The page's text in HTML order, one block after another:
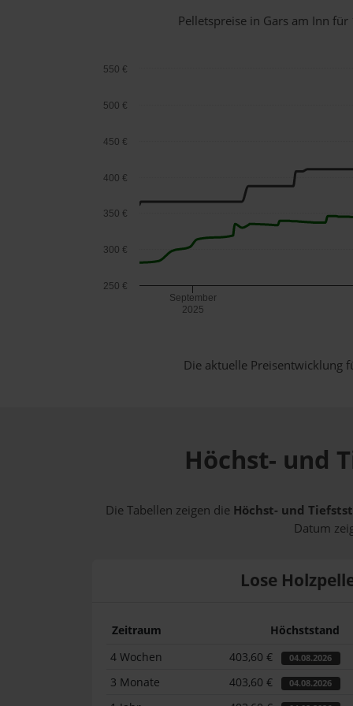
Pelletspreise in Gars am Inn
September
2025
250 €
300 €
350 €
400 €
450 €
500 €
550 €
Die aktuelle Preisentwicklung
Höchst- und
Die Tabellen zeigen die Höchst- und
Datum
Lose
Zeitraum Höchststand
4 Wochen
403,60 € 04.08.2026
3 Monate 403,60 € 04.08.2026